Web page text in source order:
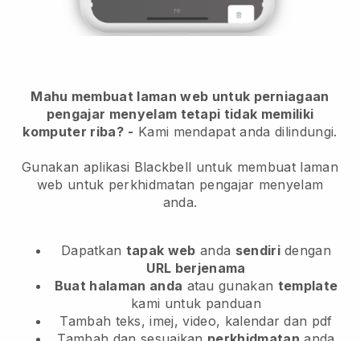
Mahu membuat laman web untuk perniagaan
pengajar menyelam tetapi tidak memiliki
komputer riba? - Kami mendapat anda dilindungi.
Gunakan aplikasi Blackbell untuk membuat laman
web untuk perkhidmatan pengajar menyelam
anda.
Dapatkan tapak web anda sendiridengan
URL berjenama
Buat halaman anda atau gunakan template
kami untuk panduan
Tambah teks, imej, video, kalendar dan pdf